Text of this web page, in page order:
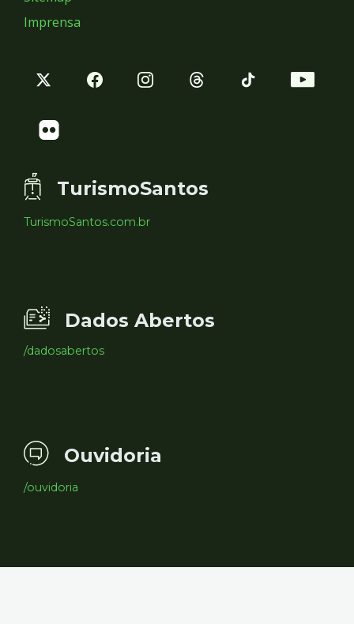
Imprensa
TurismoSantos
TurismoSantos.com.br
Dados Abertos
/dadosabertos
Ouvidoria
/ouvidoria